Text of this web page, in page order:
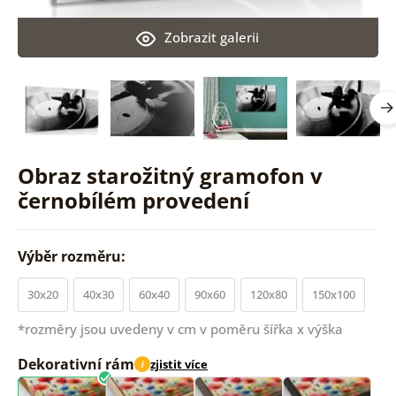
Obraz starožitný gramofon v
černobílém provedení
Zobrazit galerii
Výběr rozměru:
30x20 40x30 60x40 90x60 120x80 150x100
*rozměry jsou uvedeny v cm v poměru šířka x výška
Dekorativní rám i zjistit více